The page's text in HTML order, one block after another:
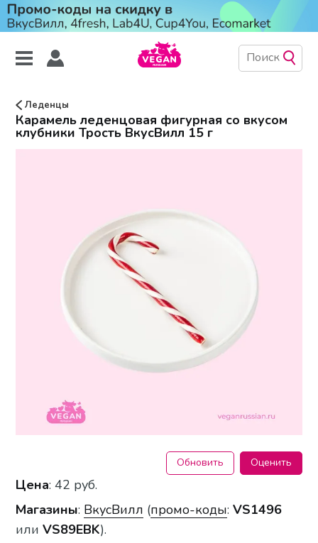
Леденцы
Карамель леденцовая фигурная со вкусом
клубники Трость ВкусВилл 15 г
Обновить Оценить
Цена: 42 руб.
Магазины: ВкусВилл (промо-коды:VS1496
или VS89EBK).